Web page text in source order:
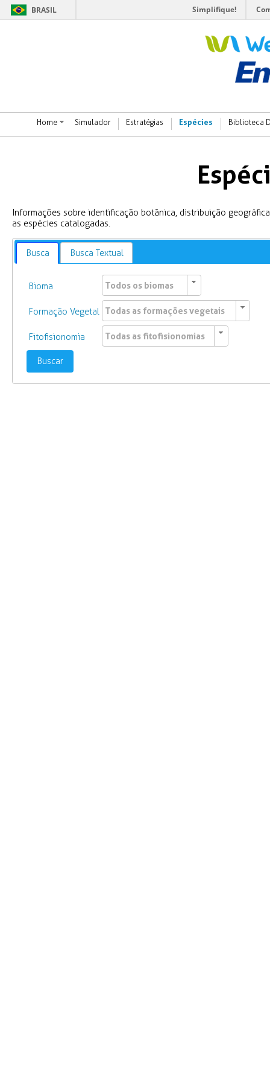
BRASIL Simplifique!
Home Simulador Estratégias Espécies Biblioteca
Informações sobre identificação botânica, distribuição
as espécies catalogadas.
Busca Busca Textual
Bioma Todos os biomas
Formação Vegetal Todas as formações vegetais
Fitofisionomia Todas as fitofisionomias
Buscar